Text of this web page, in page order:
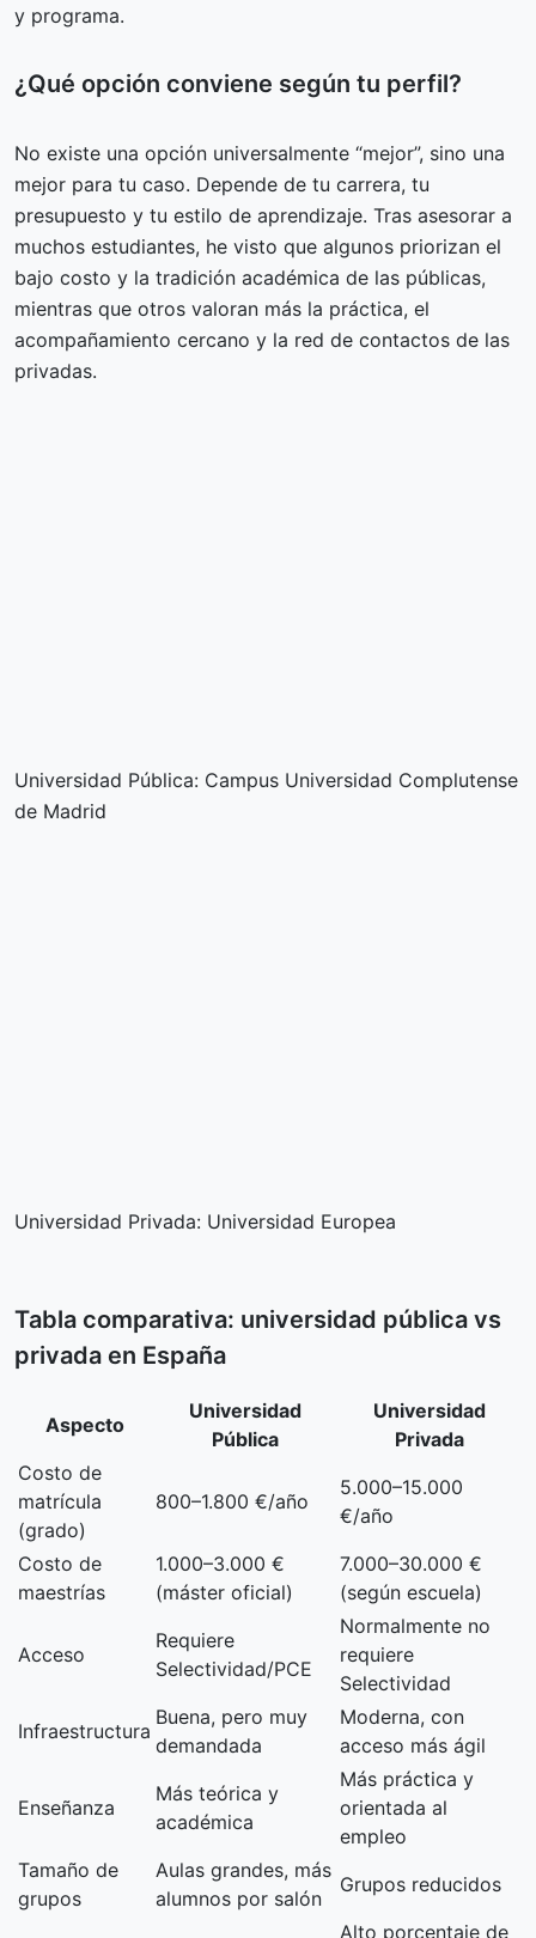
y programa.
¿Qué opción conviene según tu perfil?
No existe una opción universalmente “mejor”, sino una
mejor para tu caso. Depende de tu carrera, tu
presupuesto y tu estilo de aprendizaje. Tras asesorar a
muchos estudiantes, he visto que algunos priorizan el
bajo costo y la tradición académica de las públicas,
mientras que otros valoran más la práctica, el
acompañamiento cercano y la red de contactos de las
privadas.
Universidad Pública: Campus Universidad Complutense
de Madrid
Universidad Privada: Universidad Europea
Tabla comparativa: universidad pública vs
privada en España
Aspecto
Universidad
Pública
Universidad
Privada
Costo de
matrícula
(grado)
800–1.800 €/año
5.000–15.000
€/año
Costo de
maestrías
1.000–3.000 €
(máster oficial)
7.000–30.000 €
(según escuela)
Acceso
Requiere
Selectividad/PCE
Normalmente no
requiere
Selectividad
Infraestructura
Buena, pero muy
demandada
Moderna, con
acceso más ágil
Enseñanza
Más teórica y
académica
Más práctica y
orientada al
empleo
Tamaño de
grupos
Aulas grandes, más
alumnos por salón
Grupos reducidos
Alto porcentaje de